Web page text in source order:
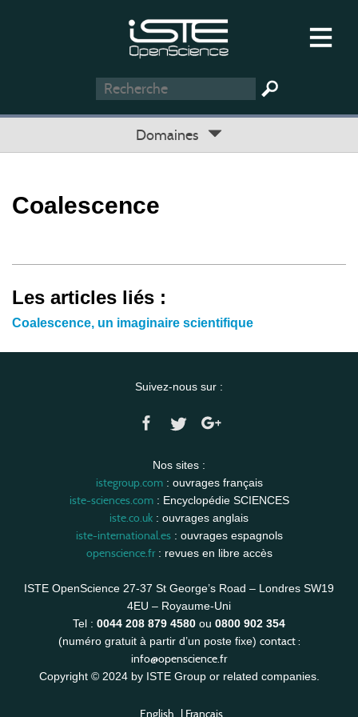
Domaines
Coalescence
Les articles liés :
Coalescence, un imaginaire scientifique
Suivez-nous sur :
Nos sites :
istegroup.com: ouvrages français
iste-sciences.com: Encyclopédie SCIENCES
iste.co.uk : ouvrages anglais
iste-international.es: ouvrages espagnols
openscience.fr: revues en libre accès
ISTE OpenScience 27-37 St George’s Road – Londres SW19
4EU – Royaume-Uni
Tel : 0044 208 879 4580 ou 0800 902 354
(numéro gratuit à partir d’un poste fixe) contact :
info@openscience.fr
Copyright © 2024 by ISTE Group or related companies.
English | Français